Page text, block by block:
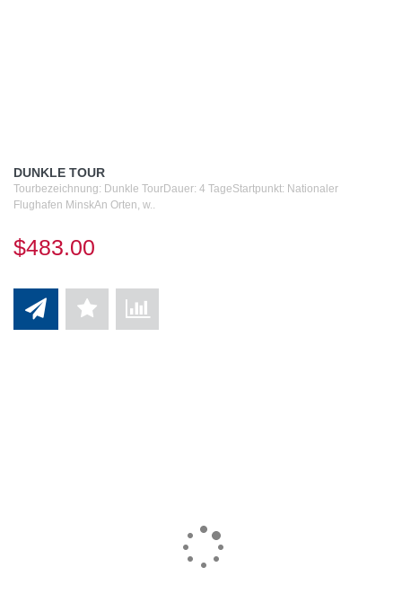
DUNKLE TOUR
Tourbezeichnung: Dunkle TourDauer: 4 TageStartpunkt: Nationaler
Flughafen MinskAn Orten, w..
$483.00